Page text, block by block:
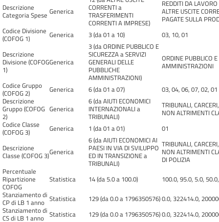
Descrizione
Categoria Spese Generica
CORRENTI a
TRASFERIMENTI
CORRENTI A IMPRESE)
REDDITI DA
ALTRE USCITE
PAGATE SULLA
Codice Divisione
(COFOG 1)
Generica 3 (da 01 a 10)
03, 10, 01
Descrizione
Divisione (COFOG
1)
Generica
3 (da ORDINE PUBBLICO E
SICUREZZA a SERVIZI
GENERALI DELLE
PUBBLICHE
AMMINISTRAZIONI)
ORDINE PUBBLICO
AMMINISTRAZIONI
Codice Gruppo
(COFOG 2)
Generica 6 (da 01 a 07)
03, 04, 06, 07, 02, 01
Descrizione
Gruppo (COFOG
2)
Generica
6 (da AIUTI ECONOMICI
INTERNAZIONALI a
TRIBUNALI)
TRIBUNALI,
NON ALTRIMENTI
Codice Classe
(COFOG 3)
Generica 1 (da 01 a 01)
01
Descrizione
Classe (COFOG 3)Generica
6 (da AIUTI ECONOMICI AI
PAESI IN VIA DI SVILUPPO
ED IN TRANSIZIONE a
TRIBUNALI)
TRIBUNALI,
NON ALTRIMENTI
DI POLIZIA
Percentuale
Ripartizione
COFOG
Statistica 14 (da 5.0 a 100.0)
100.0, 95.0, 5.0,
Stanziamento di
CP di LB 1 anno Statistica 129 (da 0.0 a 1796350576)0.0, 322414.0,
Stanziamento di
CS di LB 1 anno Statistica 129 (da 0.0 a 1796350576)0.0, 322414.0,